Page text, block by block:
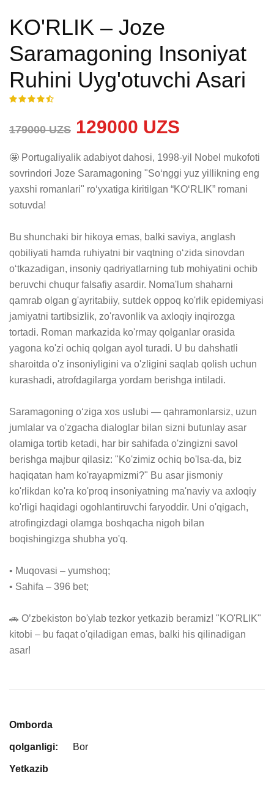
KO'RLIK – Joze
Saramagoning Insoniyat
Ruhini Uyg'otuvchi Asari
179000 UZS 129000 UZS
🤩 Portugaliyalik adabiyot dahosi, 1998-yil Nobel mukofoti
sovrindori Joze Saramagoning "Soʻnggi yuz yillikning eng
yaxshi romanlari" roʻyxatiga kiritilgan “KOʻRLIK” romani
sotuvda!
Bu shunchaki bir hikoya emas, balki saviya, anglash
qobiliyati hamda ruhiyatni bir vaqtning oʻzida sinovdan
oʻtkazadigan, insoniy qadriyatlarning tub mohiyatini ochib
beruvchi chuqur falsafiy asardir. Noma'lum shaharni
qamrab olgan g'ayritabiiy, sutdek oppoq ko'rlik epidemiyasi
jamiyatni tartibsizlik, zo'ravonlik va axloqiy inqirozga
tortadi. Roman markazida ko'rmay qolganlar orasida
yagona ko'zi ochiq qolgan ayol turadi. U bu dahshatli
sharoitda o'z insoniyligini va o'zligini saqlab qolish uchun
kurashadi, atrofdagilarga yordam berishga intiladi.
Saramagoning oʻziga xos uslubi — qahramonlarsiz, uzun
jumlalar va o'zgacha dialoglar bilan sizni butunlay asar
olamiga tortib ketadi, har bir sahifada o'zingizni savol
berishga majbur qilasiz: "Ko'zimiz ochiq bo'lsa-da, biz
haqiqatan ham ko'rayapmizmi?" Bu asar jismoniy
ko'rlikdan ko'ra ko'proq insoniyatning ma'naviy va axloqiy
ko'rligi haqidagi ogohlantiruvchi faryoddir. Uni o'qigach,
atrofingizdagi olamga boshqacha nigoh bilan
boqishingizga shubha yo'q.
• Muqovasi – yumshoq;
• Sahifa – 396 bet;
🚗 O’zbekiston bo'ylab tezkor yetkazib beramiz! "KO'RLIK"
kitobi – bu faqat o'qiladigan emas, balki his qilinadigan
asar!
Omborda
qolganligi: Bor
Yetkazib